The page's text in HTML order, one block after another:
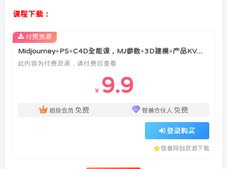
课程下载：
Midjourney+PS+C4D全能课，MJ参数+3D建模+产品KV海报全流程教学
此内容为付费资源，请付费后查看
￥ 9.9
超级会员 免费 怪兽合伙人 免费
登录购买
怪兽网创资源下载
付费资源